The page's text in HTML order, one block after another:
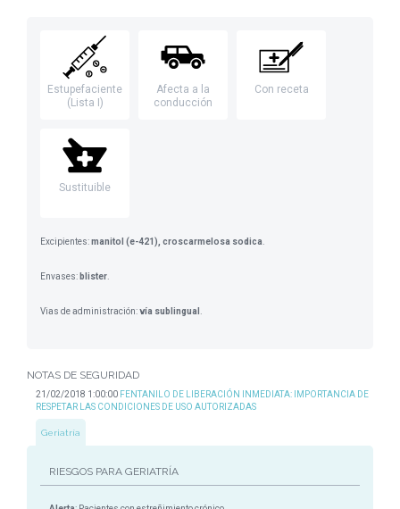
Estupefaciente
(Lista I)
Afecta a la
conducción
Con receta
Sustituible
Excipientes:manitol (e-421), croscarmelosa sodica
Envases: blister
Vias de administración:vía sublingual
NOTAS DE SEGURIDAD
21/02/2018 1:00:00 FENTANILO DE LIBERACIÓN INMEDIATA: IMPORTANCIA DE
RESPETAR LAS CONDICIONES DE USO AUTORIZADAS
Geriatría
RIESGOS PARA GERIATRÍA